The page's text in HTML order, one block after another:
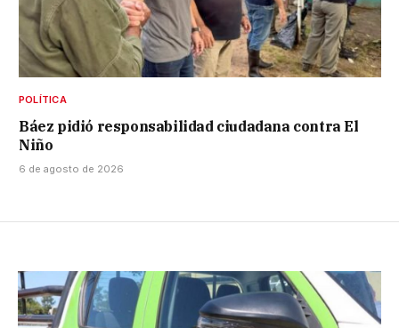
POLÍTICA
Báez pidió responsabilidad ciudadana contra El
Niño
6 de agosto de 2026